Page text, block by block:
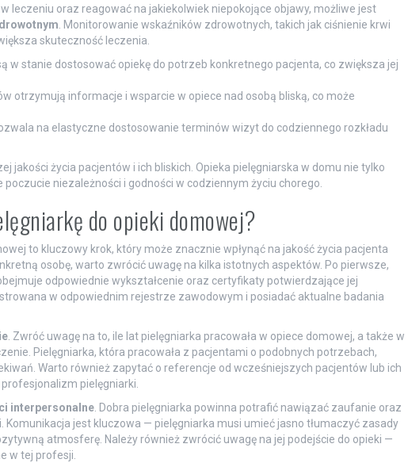
leczeniu oraz reagować na jakiekolwiek niepokojące objawy, możliwe jest
. Monitorowanie wskaźników zdrowotnych, takich jak ciśnienie krwi
skuteczność leczenia.
w stanie dostosować opiekę do potrzeb konkretnego pacjenta, co zwiększa jej
otrzymują informacje i wsparcie w opiece nad osobą bliską, co może
na elastyczne dostosowanie terminów wizyt do codziennego rozkładu
jakości życia pacjentów i ich bliskich. Opieka pielęgniarska w domu nie tylko
niezależności i godności w codziennym życiu chorego.
do opieki domowej?
to kluczowy krok, który może znacznie wpłynąć na jakość życia pacjenta
osobę, warto zwrócić uwagę na kilka istotnych aspektów. Po pierwsze,
odpowiednie wykształcenie oraz certyfikaty potwierdzające jej
w odpowiednim rejestrze zawodowym i posiadać aktualne badania
. Zwróć uwagę na to, ile lat pielęgniarka pracowała w opiece domowej, a także w
Pielęgniarka, która pracowała z pacjentami o podobnych potrzebach,
Warto również zapytać o referencje od wcześniejszych pacjentów lub ich
pielęgniarki.
interpersonalne. Dobra pielęgniarka powinna potrafić nawiązać zaufanie oraz
jest kluczowa — pielęgniarka musi umieć jasno tłumaczyć zasady
atmosferę. Należy również zwrócić uwagę na jej podejście do opieki —
w tej profesji.